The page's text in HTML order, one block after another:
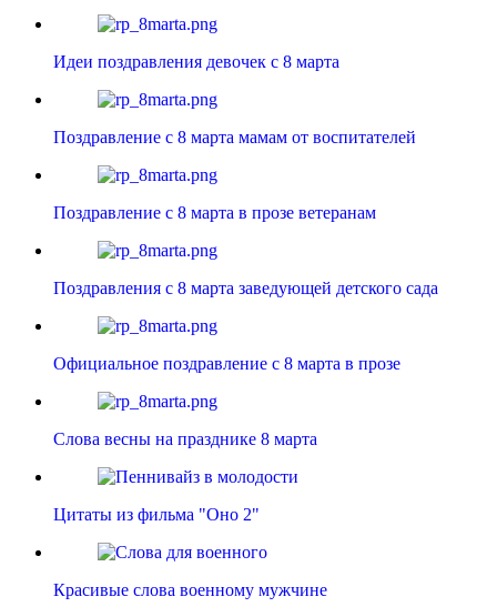
Идеи поздравления девочек с 8 марта
Поздравление с 8 марта мамам от воспитателей
Поздравление с 8 марта в прозе ветеранам
Поздравления с 8 марта заведующей детского сада
Официальное поздравление с 8 марта в прозе
Слова весны на празднике 8 марта
Цитаты из фильма "Оно 2"
Красивые слова военному мужчине